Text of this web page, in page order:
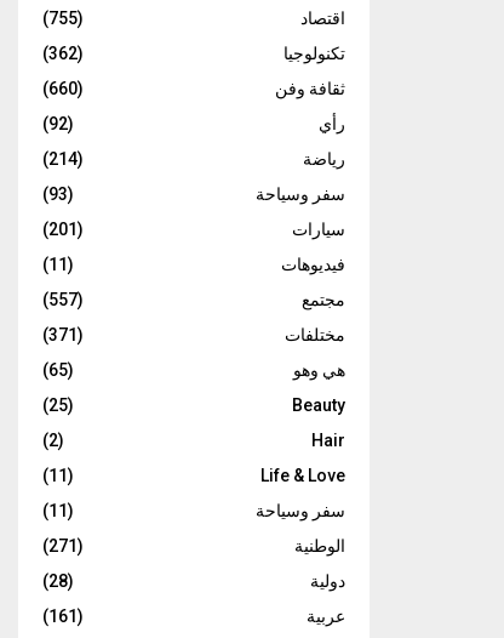
اقتصاد
(755)
تكنولوجيا
(362)
ثقافة وفن
(660)
رأي
(92)
رياضة
(214)
سفر وسياحة
(93)
سيارات
(201)
فيديوهات
(11)
مجتمع
(557)
مختلفات
(371)
هي وهو
(65)
Beauty
(25)
Hair
(2)
Life & Love
(11)
سفر وسياحة
(11)
الوطنية
(271)
دولية
(28)
عربية
(161)